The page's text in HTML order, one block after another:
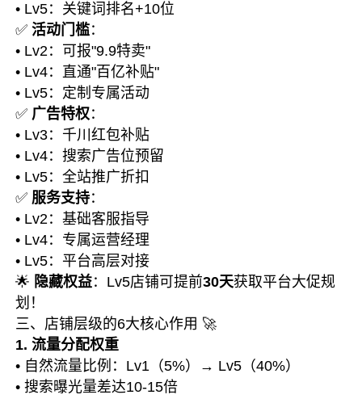
• Lv5：关键词排名+10位
✅活动门槛：
• Lv2：可报"9.9特卖"
• Lv4：直通"百亿补贴"
• Lv5：定制专属活动
✅ 广告特权：
• Lv3：千川红包补贴
• Lv4：搜索广告位预留
• Lv5：全站推广折扣
✅ 服务支持：
• Lv2：基础客服指导
• Lv4：专属运营经理
• Lv5：平台高层对接
🌟 隐藏权益：Lv5店铺可提前30天获取平台大促规
划！
三、店铺层级的6大核心作用 🚀
1. 流量分配权重
• 自然流量比例：Lv1（5%）→ Lv5（40%）
• 搜索曝光量差达10-15倍